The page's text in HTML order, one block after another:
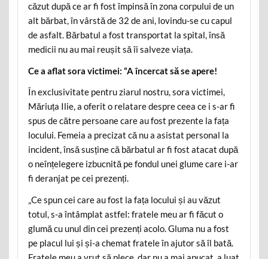
căzut după ce ar fi fost împinsă în zona corpului de un
alt bărbat, în vârstă de 32 de ani, lovindu-se cu capul
de asfalt. Bărbatul a fost transportat la spital, însă
medicii nu au mai reușit să îi salveze viața.
Ce a aflat sora victimei: “A încercat să se apere!
În exclusivitate pentru ziarul nostru, sora victimei,
Măriuța Ilie, a oferit o relatare despre ceea ce i s-ar fi
spus de către persoane care au fost prezente la fața
locului. Femeia a precizat că nu a asistat personal la
incident, însă susține că bărbatul ar fi fost atacat după
o neînțelegere izbucnită pe fondul unei glume care i-ar
fi deranjat pe cei prezenți.
„Ce spun cei care au fost la fața locului și au văzut
totul, s-a întâmplat astfel: fratele meu ar fi făcut o
glumă cu unul din cei prezenți acolo. Gluma nu a fost
pe placul lui și și-a chemat fratele în ajutor să îl bată.